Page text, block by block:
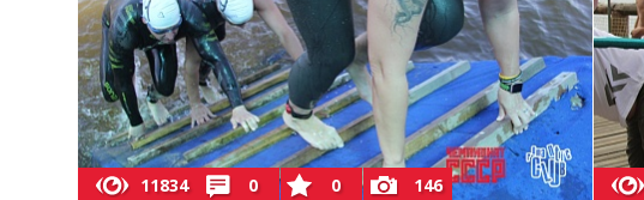
11834 0 0 146